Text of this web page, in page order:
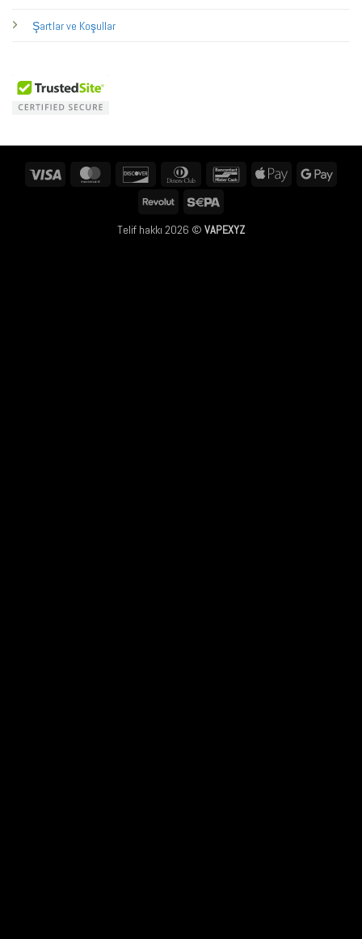
Şartlar ve Koşullar
MasterCard Discover
Dinners
BancontactApple
Revolut
Telif hakkı 2026 © VAPEXYZ